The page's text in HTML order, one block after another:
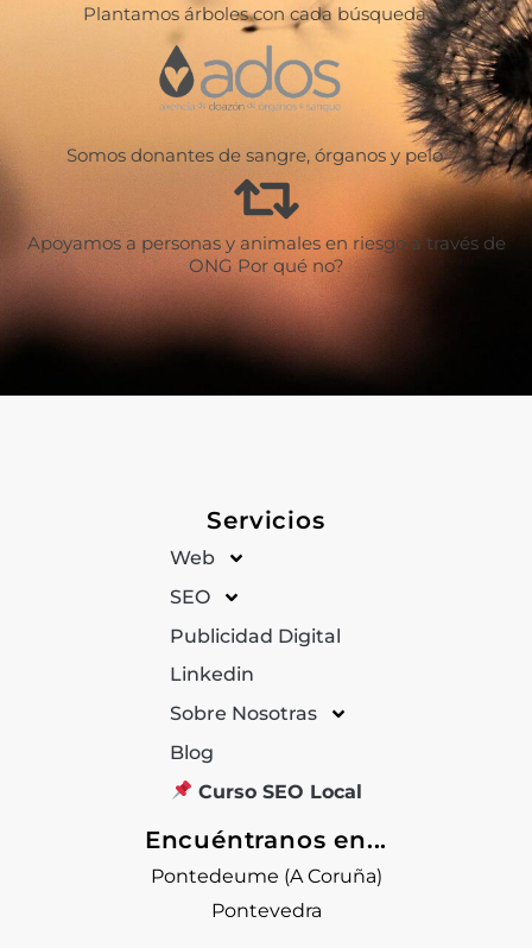
Plantamos árboles con cada búsqueda
Somos donantes de sangre, órganos y pelo
Apoyamos a personas y animales en riesgo a través de
ONG Por qué no?
Servicios
Web
SEO
Publicidad Digital
Linkedin
Sobre Nosotras
Blog
Curso SEO Local
Encuéntranos en...
Pontedeume (A Coruña)
Pontevedra